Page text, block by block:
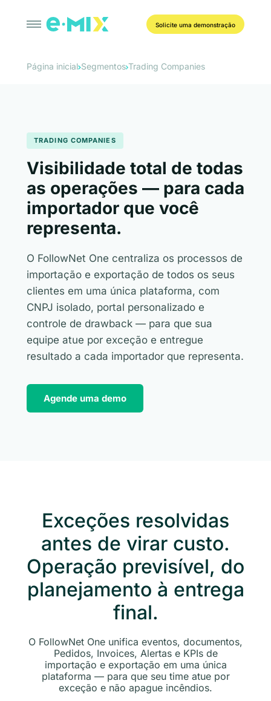
Solicite uma demonstração
Página inicial Segmentos Trading Companies
TRADING COMPANIES
Visibilidade total de todas
as operações — para cada
importador que você
representa.
O FollowNet One centraliza os processos de
importação e exportação de todos os seus
clientes em uma única plataforma, com
CNPJ isolado, portal personalizado e
controle de drawback — para que sua
equipe atue por exceção e entregue
resultado a cada importador que representa.
Agende uma demo
Exceções resolvidas
antes de virar custo.
Operação previsível, do
planejamento à entrega
final.
O FollowNet One unifica eventos, documentos,
Pedidos, Invoices, Alertas e KPIs de
importação e exportação em uma única
plataforma — para que seu time atue por
exceção e não apague incêndios.